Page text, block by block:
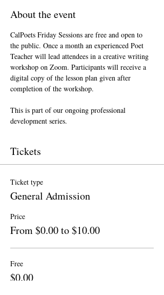
About the event
CalPoets Friday Sessions are free and open to
the public. Once a month an experienced Poet
Teacher will lead attendees in a creative writing
workshop on Zoom. Participants will receive a
digital copy of the lesson plan given after
completion of the workshop.
This is part of our ongoing professional
development series.
Tickets
Ticket type
General Admission
Price
From $0.00 to $10.00
Free
$0.00